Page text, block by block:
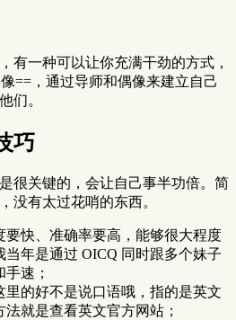
有一种可以让你充满干劲的方式，
==，通过导师和偶像来建立自己
们。
巧
很关键的，会让自己事半功倍。简
没有太过花哨的东西。
要快、准确率要高，能够很大程度
年是通过 OICQ 同时跟多个妹子
速；
里的好不是说口语哦，指的是英文
就是查看英文官方网站；